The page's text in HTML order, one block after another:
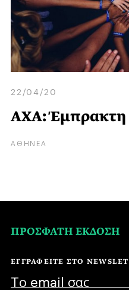
22/04/20
ΑΧΑ: Έμπρακτη
ΑΘΗΝΕΑ
ΠΡΟΣΦΑΤΗ ΕΚΔΟΣΗ
ΕΓΓΡΑΦΕΙΤΕ ΣΤΟ